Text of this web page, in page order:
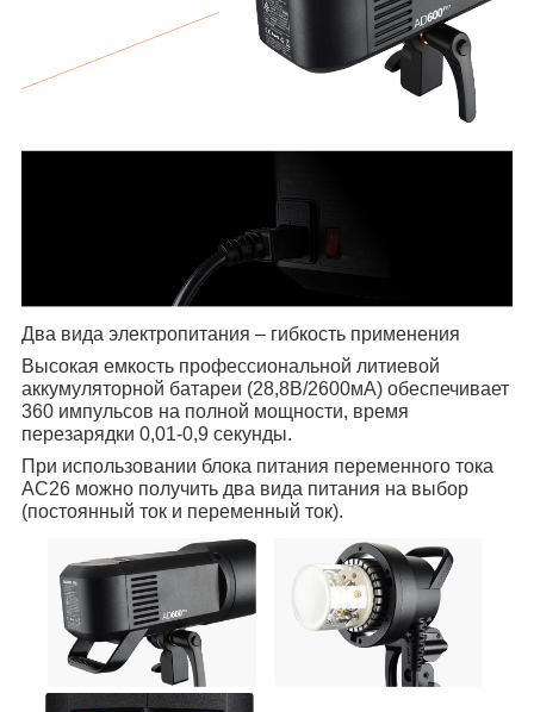
Два вида электропитания – гибкость применения
Высокая емкость профессиональной литиевой
аккумуляторной батареи (28,8В/2600мА) обеспечивает
360 импульсов на полной мощности, время
перезарядки 0,01-0,9 секунды.
При использовании блока питания переменного тока
AC26 можно получить два вида питания на выбор
(постоянный ток и переменный ток).